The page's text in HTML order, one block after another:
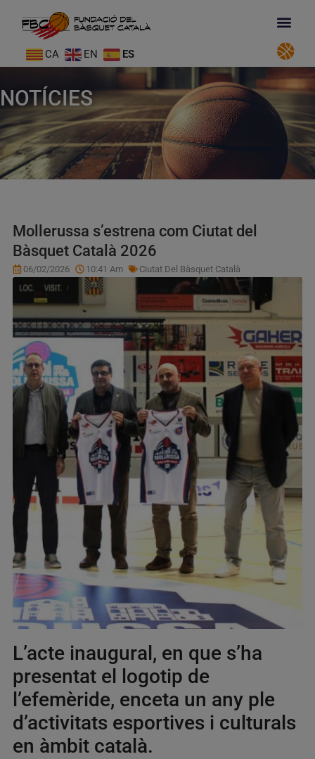
CA EN ES
NOTÍCIES
Mollerussa s’estrena com Ciutat del
Bàsquet Català 2026
06/02/2026 10:41 Am Ciutat Del Bàsquet Català
L’acte inaugural, en que s’ha
presentat el logotip de
l’efemèride, enceta un any ple
d’activitats esportives i culturals
en àmbit català.